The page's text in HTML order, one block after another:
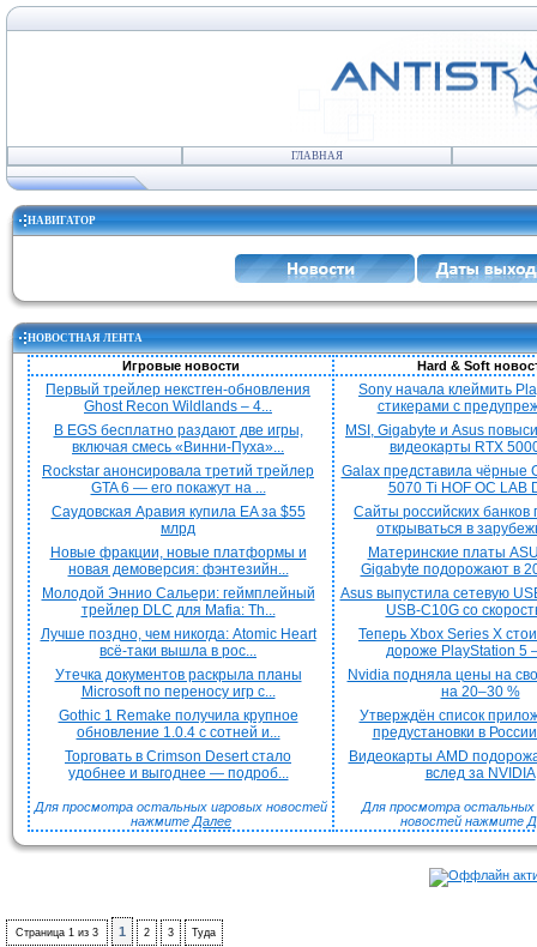
ГЛАВНАЯ
НАВИГАТОР
НОВОСТНАЯ ЛЕНТА
Игровые новости Hard & Soft
Первый трейлер некстген-обновления
Ghost Recon Wildlands – 4...
В EGS бесплатно раздают две игры,
включая смесь «Винни-Пуха»...
Rockstar анонсировала третий трейлер
GTA 6 — его покажут на ...
Саудовская Аравия купила EA за $55
млрд
Новые фракции, новые платформы и
новая демоверсия: фэнтезийн...
Молодой Эннио Сальери: геймплейный
трейлер DLC для Mafia: Th...
Лучше поздно, чем никогда: Atomic Heart
всё-таки вышла в рос...
Утечка документов раскрыла планы
Microsoft по переносу игр с...
Gothic 1 Remake получила крупное
обновление 1.0.4 с сотней и...
Торговать в Crimson Desert стало
удобнее и выгоднее — подроб...
Для просмотра остальных игровых новостей
нажмите Далее
Sony начала клеймить
стикерами с
MSI, Gigabyte и Asus
видеокарты RTX
Galax представила чёрные
5070 Ti HOF OC LAB
Сайты российских банков
открываться в
Материнские платы
Gigabyte подорожают в
Asus выпустила сетевую
USB-C10G со
Теперь Xbox Series X
дороже PlayStation 5
Nvidia подняла цены на
на 20–30 %
Утверждён список
предустановки в
Видеокарты AMD
вслед за NVIDIA
Для просмотра остальных
новостей нажмите
Страница 1 из 3 1 2 3 Туда